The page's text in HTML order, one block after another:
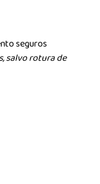
seguros
salvo rotura de